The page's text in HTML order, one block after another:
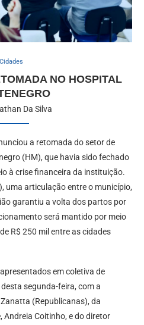
Cidades
NO HOSPITAL
Da Silva
a retomada do setor de
(HM), que havia sido fechado
à crise financeira da instituição.
uma articulação entre o município,
garantiu a volta dos partos por
será mantido por meio
R$ 250 mil entre as cidades
em coletiva de
segunda-feira, com a
(Republicanas), da
Andreia Coitinho, e do diretor